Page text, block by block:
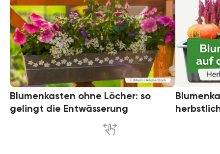
Blumenkasten ohne Löcher: so
gelingt die Entwässerung